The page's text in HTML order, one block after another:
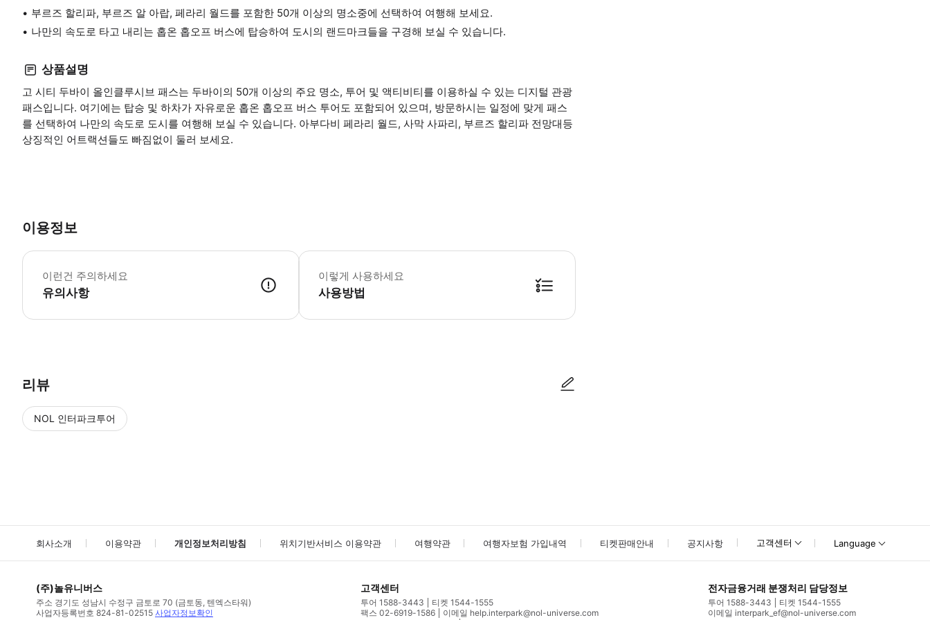
부르즈 할리파, 부르즈 알 아랍, 페라리 월드를 포함한 50개 이상의 명소중에 선택하여 여행해 보세요.
나만의 속도로 타고 내리는 홉온 홉오프 버스에 탑승하여 도시의 랜드마크들을 구경해 보실 수 있습니다.
상품설명
고 시티 두바이 올인클루시브 패스는 두바이의 50개 이상의 주요 명소, 투어 및 액티비티를 이용하실 수 있는 디지털 관광
패스입니다. 여기에는 탑승 및 하차가 자유로운 홉온 홉오프 버스 투어도 포함되어 있으며, 방문하시는 일정에 맞게 패스
를 선택하여 나만의 속도로 도시를 여행해 보실 수 있습니다. 아부다비 페라리 월드, 사막 사파리, 부르즈 할리파 전망대등
상징적인 어트랙션들도 빠짐없이 둘러 보세요.
이용정보
이런건 주의하세요
유의사항
필수 안내: - 패스는 첫 사용일로부터 14일 이내에, 비 연속적으로, 선택하신 패스 일 수 만큼 이용하실 수 있습니다. - Go CIty 앱을 다운로드하여 이용
이렇게 사용하세요
사용방법
리뷰
NOL 인터파크투어
회사소개 이용약관 개인정보처리방침 위치기반서비스 이용약관 여행약관 여행자보험 가입내역 티켓판매안내 공지사항 고객센터 Language
(주)놀유니버스
주소 경기도 성남시 수정구 금토로 70 (금토동, 텐엑스타워)
사업자등록번호 824-81-02515 사업자정보확인
고객센터
투어 1588-3443
티켓 1544-1555
팩스 02-6919-1586
이메일 help.interpark@nol-universe.com
전자금융거래 분쟁처리 담당정보
투어 1588-3443
티켓 1544-1555
이메일 interpark_ef@nol-universe.com